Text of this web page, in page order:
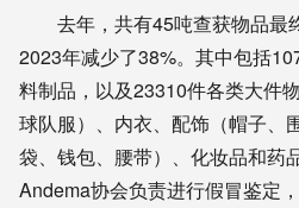
去年，共有45吨查获物品最
2023年减少了38%。其中包括
料制品，以及23310件各类大件
球队服）、内衣、配饰（帽子、
袋、钱包、腰带）、化妆品和药
Andema协会负责进行假冒鉴定